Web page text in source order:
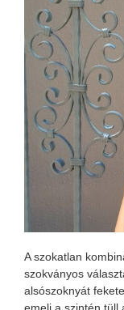
A szokatlan
szokványos
alsószoknyát
emeli a szintén tüll